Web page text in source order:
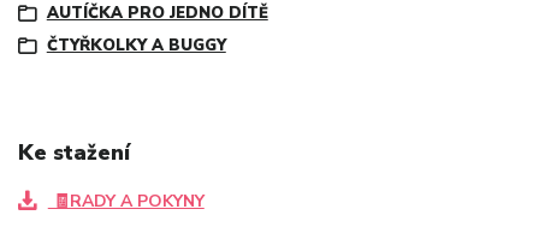
AUTÍČKA PRO JEDNO DÍTĚ
ČTYŘKOLKY A BUGGY
Ke stažení
🧾RADY A POKYNY